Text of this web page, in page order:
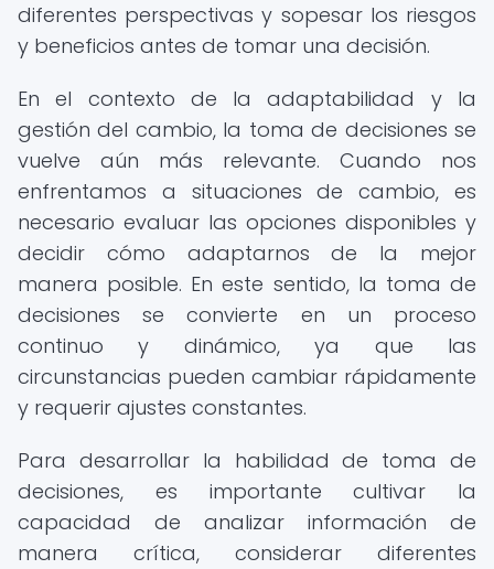
diferentes perspectivas y sopesar los riesgos
y beneficios antes de tomar una decisión.
En el contexto de la adaptabilidad y la
gestión del cambio, la toma de decisiones se
vuelve aún más relevante. Cuando nos
enfrentamos a situaciones de cambio, es
necesario evaluar las opciones disponibles y
decidir cómo adaptarnos de la mejor
manera posible. En este sentido, la toma de
decisiones se convierte en un proceso
continuo y dinámico, ya que las
circunstancias pueden cambiar rápidamente
y requerir ajustes constantes.
Para desarrollar la habilidad de toma de
decisiones, es importante cultivar la
capacidad de analizar información de
manera crítica, considerar diferentes